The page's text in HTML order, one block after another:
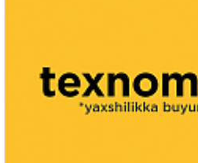
Смотреть проект